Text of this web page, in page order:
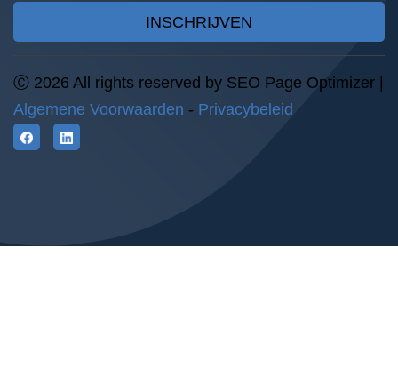
INSCHRIJVEN
Ⓒ 2026 All rights reserved by SEO Page Optimizer |
Algemene Voorwaarden - Privacybeleid